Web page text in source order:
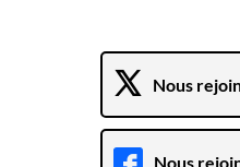
Nous
Nous